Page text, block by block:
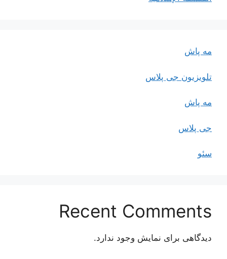
مه پاش
تلویزیون جی پلاس
مه پاش
جی پلاس
سئو
Recent Comments
دیدگاهی برای نمایش وجود ندارد.